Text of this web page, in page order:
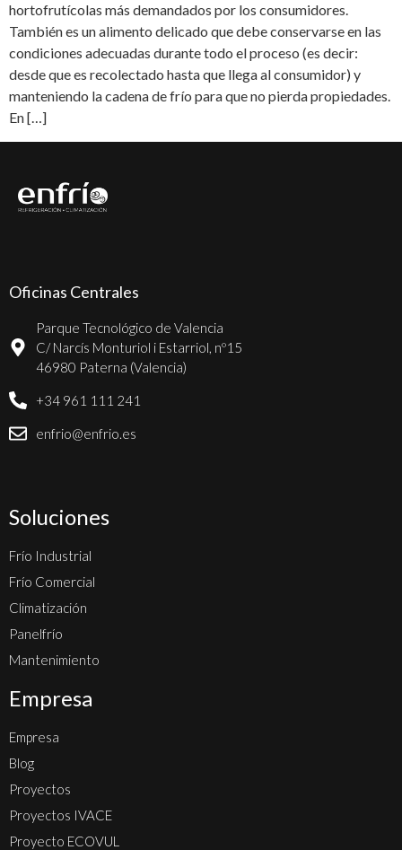
hortofrutícolas más demandados por los consumidores.
También es un alimento delicado que debe conservarse en las
condiciones adecuadas durante todo el proceso (es decir:
desde que es recolectado hasta que llega al consumidor) y
manteniendo la cadena de frío para que no pierda propiedades.
En […]
Oficinas Centrales
Parque Tecnológico de Valencia
C/ Narcís Monturiol i Estarriol, nº15
46980 Paterna (Valencia)
+34 961 111 241
enfrio@enfrio.es
Soluciones
Frío Industrial
Frío Comercial
Climatización
Panelfrío
Mantenimiento
Empresa
Empresa
Blog
Proyectos
Proyectos IVACE
Proyecto ECOVUL